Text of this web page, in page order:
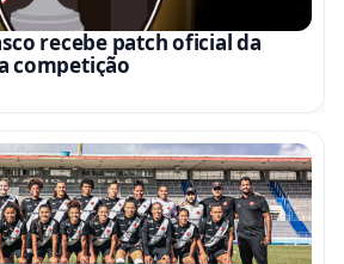
recebe patch oficial da
competição